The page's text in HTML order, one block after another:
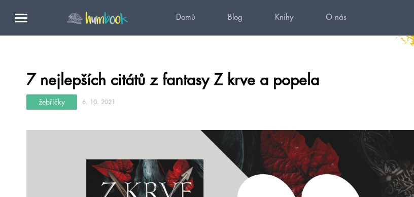
Domů Blog Knihy O nás
7 nejlepších citátů z fantasy Z krve a popela
žebříčky 6. 10. 2021